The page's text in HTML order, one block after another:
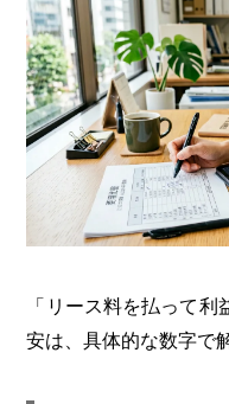
「リース料を払って
安は、具体的な数字で